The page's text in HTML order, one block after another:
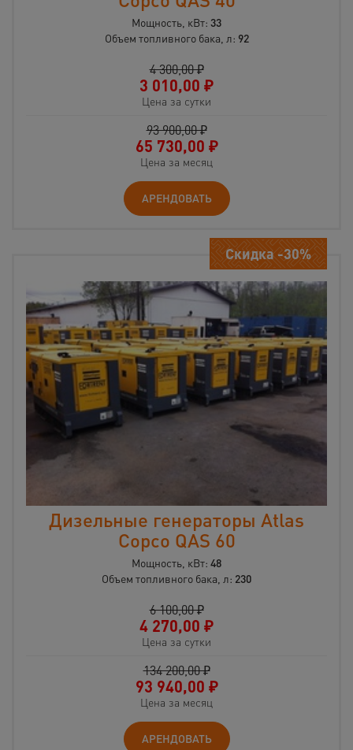
Мощность, кВт: 33
Объем топливного бака, л: 92
4 300,00 ₽
3 010,00 ₽
Цена за сутки
93 900,00 ₽
65 730,00 ₽
Цена за месяц
АРЕНДОВАТЬ
Скидка -30%
Дизельные генераторы Atlas
Copco QAS 60
Мощность, кВт: 48
Объем топливного бака, л: 230
6 100,00 ₽
4 270,00 ₽
Цена за сутки
134 200,00 ₽
93 940,00 ₽
Цена за месяц
АРЕНДОВАТЬ